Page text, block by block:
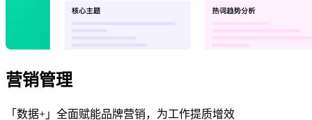
营销管理
「数据+」全面赋能品牌营销，为工作提质增效